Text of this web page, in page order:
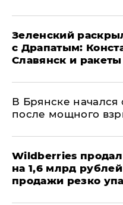
​Зеленский
с Драпатым:
Славянск и
В Брянске
после мощного
​Wildberries
на 1,6 млрд
продажи резко